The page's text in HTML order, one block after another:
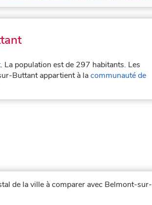
. La population est de 297 habitants. Les
Buttant appartient à lacommunauté de
de la ville à comparer avec Belmont-sur-